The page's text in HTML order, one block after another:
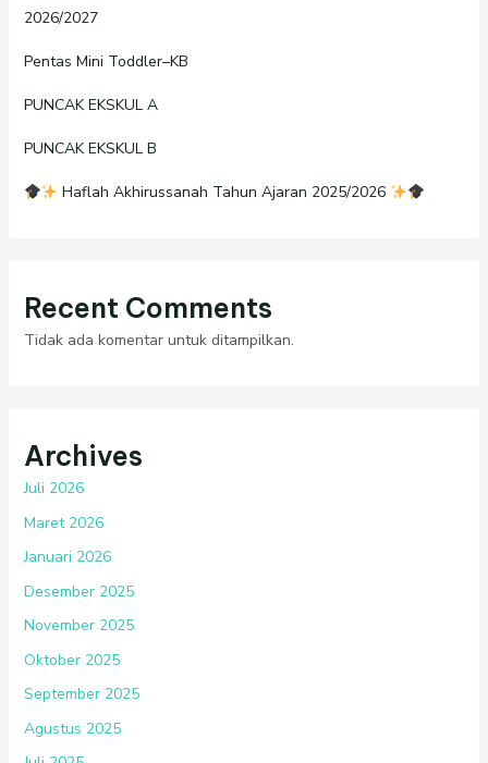
2026/2027
Pentas Mini Toddler–KB
PUNCAK EKSKUL A
PUNCAK EKSKUL B
Haflah Akhirussanah Tahun Ajaran 2025/2026
Recent Comments
Tidak ada komentar untuk ditampilkan.
Archives
Juli 2026
Maret 2026
Januari 2026
Desember 2025
November 2025
Oktober 2025
September 2025
Agustus 2025